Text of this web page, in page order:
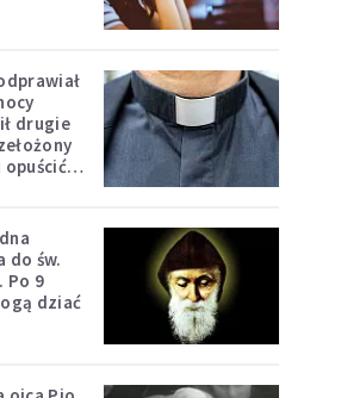
drugie
opuścić
do św.
Po 9
dziać